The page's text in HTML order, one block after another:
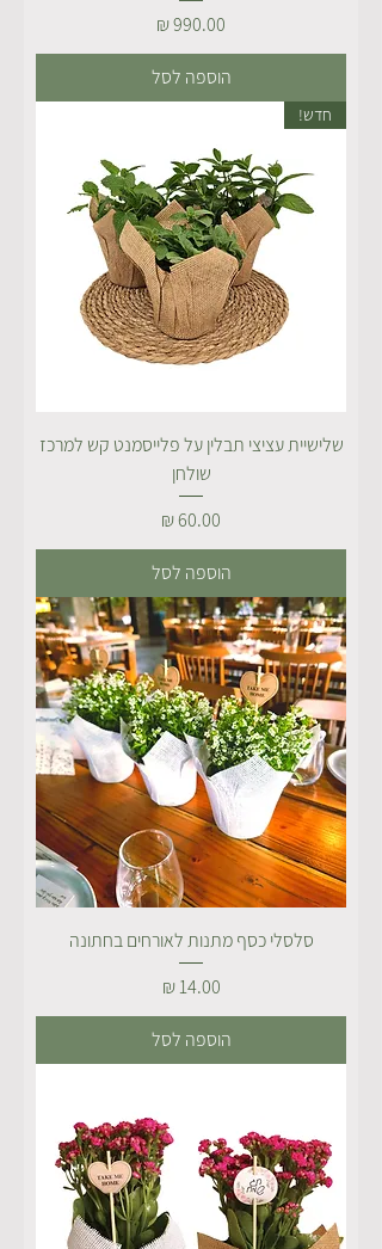
מחיר
הוספה לסל
חדש!
שלישיית עציצי תבלין על פלייסמנט קש למרכז
שולחן
מחיר
הוספה לסל
סלסלי כסף מתנות לאורחים בחתונה
מחיר
הוספה לסל